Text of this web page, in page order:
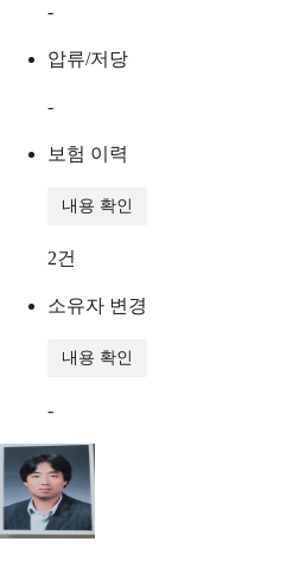
-
압류/저당
-
보험 이력
내용 확인
2건
소유자 변경
내용 확인
-